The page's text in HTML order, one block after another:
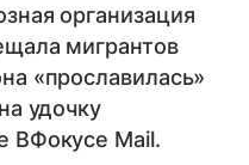
организация
мигрантов
«прославилась»
удочку
ВФокусе Mail.